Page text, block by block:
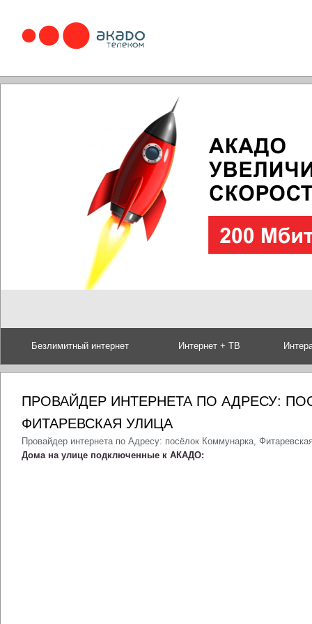
Безлимитный интернет Интернет + ТВ
ПРОВАЙДЕР ИНТЕРНЕТА ПО АДРЕСУ:
ФИТАРЕВСКАЯ УЛИЦА
Провайдер интернета по Адресу: посёлок Коммунарка,
Дома на улице подключенные к АКАДО: